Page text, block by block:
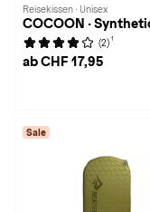
Reisekissen · Unisex
COCOON ·
(2) 1
ab CHF 17,95
Sale